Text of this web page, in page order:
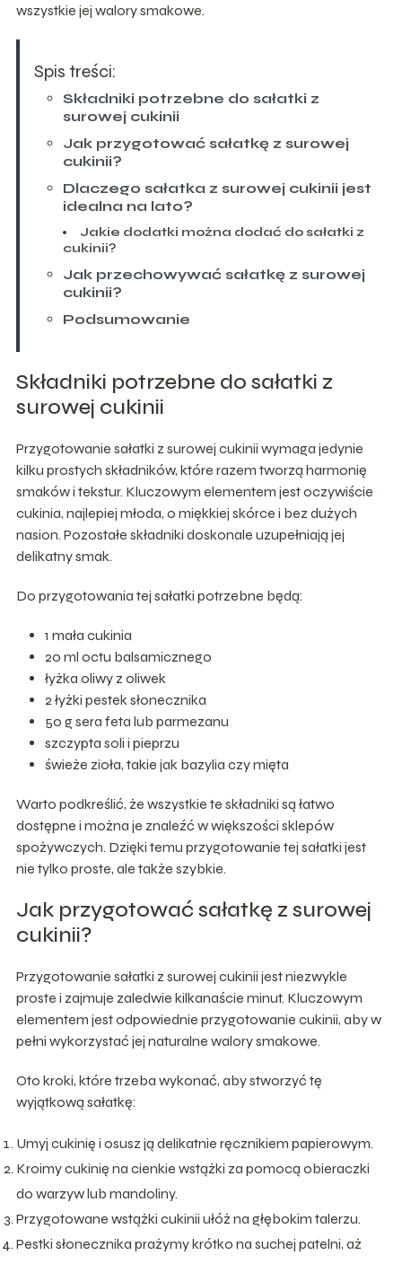
wszystkie jej walory smakowe.
Spis treści:
Składniki potrzebne do sałatki z
surowej cukinii
Jak przygotować sałatkę z surowej
cukinii?
Dlaczego sałatka z surowej cukinii jest
idealna na lato?
Jakie dodatki można dodać do sałatki z
cukinii?
Jak przechowywać sałatkę z surowej
cukinii?
Podsumowanie
Składniki potrzebne do sałatki z
surowej cukinii
Przygotowanie sałatki z surowej cukinii wymaga jedynie
kilku prostych składników, które razem tworzą harmonię
smaków i tekstur. Kluczowym elementem jest oczywiście
cukinia, najlepiej młoda, o miękkiej skórce i bez dużych
nasion. Pozostałe składniki doskonale uzupełniają jej
delikatny smak.
Do przygotowania tej sałatki potrzebne będą:
1 mała cukinia
20 ml octu balsamicznego
łyżka oliwy z oliwek
2 łyżki pestek słonecznika
50 g sera feta lub parmezanu
szczypta soli i pieprzu
świeże zioła, takie jak bazylia czy mięta
Warto podkreślić, że wszystkie te składniki są łatwo
dostępne i można je znaleźć w większości sklepów
spożywczych. Dzięki temu przygotowanie tej sałatki jest
nie tylko proste, ale także szybkie.
Jak przygotować sałatkę z surowej
cukinii?
Przygotowanie sałatki z surowej cukinii jest niezwykle
proste i zajmuje zaledwie kilkanaście minut. Kluczowym
elementem jest odpowiednie przygotowanie cukinii, aby w
pełni wykorzystać jej naturalne walory smakowe.
Oto kroki, które trzeba wykonać, aby stworzyć tę
wyjątkową sałatkę:
Umyj cukinię i osusz ją delikatnie ręcznikiem papierowym.
Kroimy cukinię na cienkie wstążki za pomocą obieraczki
do warzyw lub mandoliny.
Przygotowane wstążki cukinii ułóż na głębokim talerzu.
Pestki słonecznika prażymy krótko na suchej patelni, aż